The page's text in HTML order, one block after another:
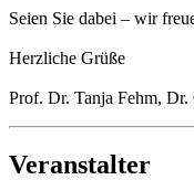
Seien Sie dabei – wir
Herzliche Grüße
Prof. Dr. Tanja Fehm,
Veranstalter